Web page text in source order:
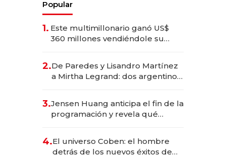
Popular
1. Este multimillonario ganó US$
360 millones vendiéndole su
2.De Paredes y Lisandro Martínez
a Mirtha Legrand: dos argentinos
3.Jensen Huang anticipa el fin de la
programación y revela qué
4.El universo Coben: el hombre
detrás de los nuevos éxitos de